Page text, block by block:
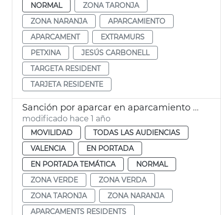
NORMAL
ZONA TARONJA
ZONA NARANJA
APARCAMIENTO
APARCAMENT
EXTRAMURS
PETXINA
JESÚS CARBONELL
TARGETA RESIDENT
TARJETA RESIDENTE
Sanción por aparcar en aparcamiento reservado para residentes València
modificado hace 1 año
MOVILIDAD
TODAS LAS AUDIENCIAS
VALENCIA
EN PORTADA
EN PORTADA TEMÁTICA
NORMAL
ZONA VERDE
ZONA VERDA
ZONA TARONJA
ZONA NARANJA
APARCAMENTS RESIDENTS